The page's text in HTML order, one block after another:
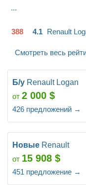
...
388 Renault
4.1
Смотреть весь
Б/у Renault Logan
от 2 000 $
426 предложений →
Новые Renault
от 15 908 $
451 предложение →